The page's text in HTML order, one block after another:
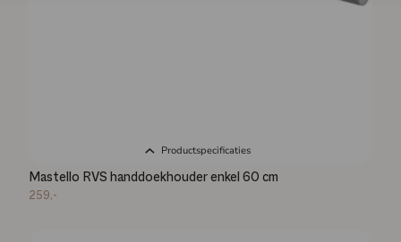
Productspecificaties
Mastello RVS handdoekhouder enkel 60 cm
259,-